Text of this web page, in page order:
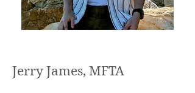
Jerry James, MFTA